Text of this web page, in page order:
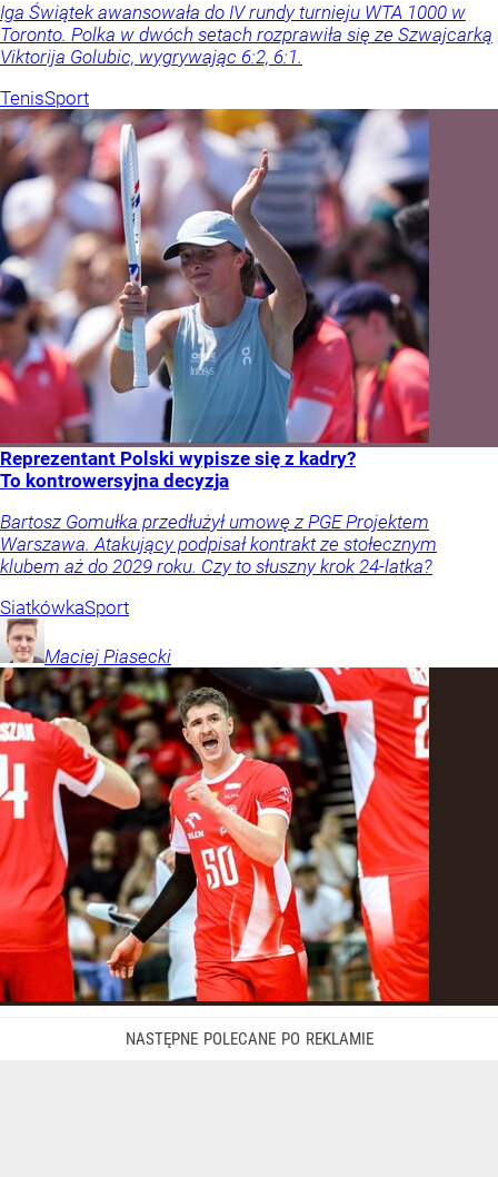
Iga Świątek awansowała do IV rundy turnieju WTA 1000 w
Toronto. Polka w dwóch setach rozprawiła się ze Szwajcarką
Viktorija Golubic, wygrywając 6:2, 6:1.
TenisSport
Reprezentant Polski wypisze się z kadry?
To kontrowersyjna decyzja
Bartosz Gomułka przedłużył umowę z PGE Projektem
Warszawa. Atakujący podpisał kontrakt ze stołecznym
klubem aż do 2029 roku. Czy to słuszny krok 24-latka?
SiatkówkaSport
Maciej Piasecki